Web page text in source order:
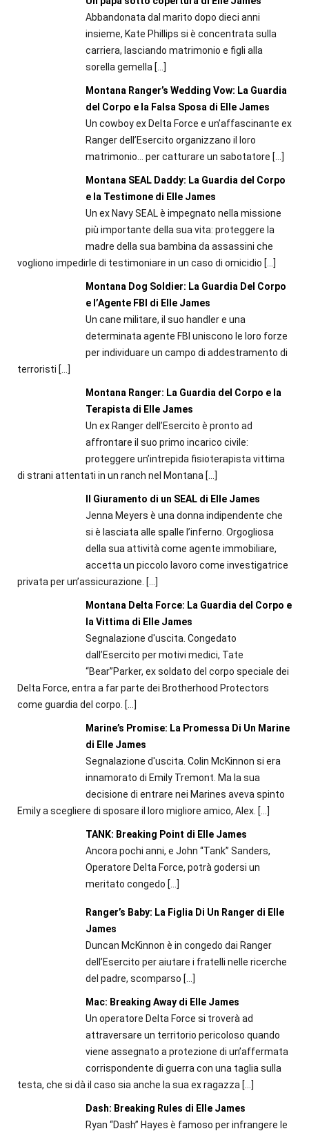
Abbandonata dal marito dopo dieci anni
insieme, Kate Phillips si è concentrata sulla
carriera, lasciando matrimonio e figli alla
sorella gemella […]
Montana Ranger’s Wedding Vow: La Guardia
del Corpo e la Falsa Sposa di Elle James
Un cowboy ex Delta Force e un’affascinante ex
Ranger dell’Esercito organizzano il loro
matrimonio… per catturare un sabotatore […]
Montana SEAL Daddy: La Guardia del Corpo
e la Testimone di Elle James
Un ex Navy SEAL è impegnato nella missione
più importante della sua vita: proteggere la
madre della sua bambina da assassini che
vogliono impedirle di testimoniare in un caso di omicidio […]
Montana Dog Soldier: La Guardia Del Corpo
e l’Agente FBI di Elle James
Un cane militare, il suo handler e una
determinata agente FBI uniscono le loro forze
per individuare un campo di addestramento di
terroristi […]
Montana Ranger: La Guardia del Corpo e la
Terapista di Elle James
Un ex Ranger dell’Esercito è pronto ad
affrontare il suo primo incarico civile:
proteggere un’intrepida fisioterapista vittima
di strani attentati in un ranch nel Montana […]
Il Giuramento di un SEAL di Elle James
Jenna Meyers è una donna indipendente che
si è lasciata alle spalle l’inferno. Orgogliosa
della sua attività come agente immobiliare,
accetta un piccolo lavoro come investigatrice
privata per un’assicurazione. […]
Montana Delta Force: La Guardia del Corpo e
la Vittima di Elle James
Segnalazione d'uscita. Congedato
dall’Esercito per motivi medici, Tate
“Bear”Parker, ex soldato del corpo speciale dei
Delta Force, entra a far parte dei Brotherhood Protectors
come guardia del corpo. […]
Marine’s Promise: La Promessa Di Un Marine
di Elle James
Segnalazione d'uscita. Colin McKinnon si era
innamorato di Emily Tremont. Ma la sua
decisione di entrare nei Marines aveva spinto
Emily a scegliere di sposare il loro migliore amico, Alex. […]
TANK: Breaking Point di Elle James
Ancora pochi anni, e John “Tank” Sanders,
Operatore Delta Force, potrà godersi un
meritato congedo […]
Ranger’s Baby: La Figlia Di Un Ranger di Elle
James
Duncan McKinnon è in congedo dai Ranger
dell’Esercito per aiutare i fratelli nelle ricerche
del padre, scomparso […]
Mac: Breaking Away di Elle James
Un operatore Delta Force si troverà ad
attraversare un territorio pericoloso quando
viene assegnato a protezione di un’affermata
corrispondente di guerra con una taglia sulla
testa, che si dà il caso sia anche la sua ex ragazza […]
Dash: Breaking Rules di Elle James
Ryan “Dash” Hayes è famoso per infrangere le